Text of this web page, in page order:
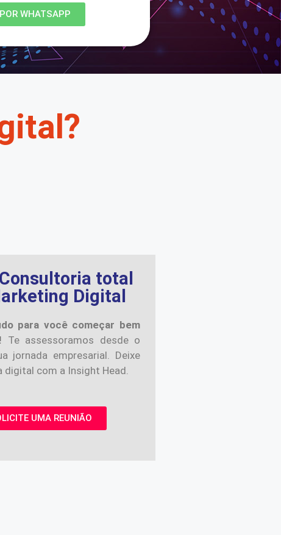
WHATSAPP
total
Digital
para você começar bem
Te assessoramos desde o
jornada empresarial. Deixe
digital com a Insight Head.
UMA REUNIÃO